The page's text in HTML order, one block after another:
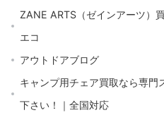
ZANE ARTS（ゼインアーツ）
エコ
アウトドアブログ
キャンプ用チェア買取なら専門
下さい！｜全国対応